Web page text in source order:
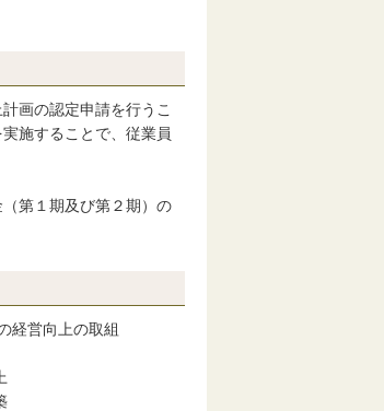
画の認定申請を行うこ
施することで、従業員
第１期及び第２期）の
経営向上の取組